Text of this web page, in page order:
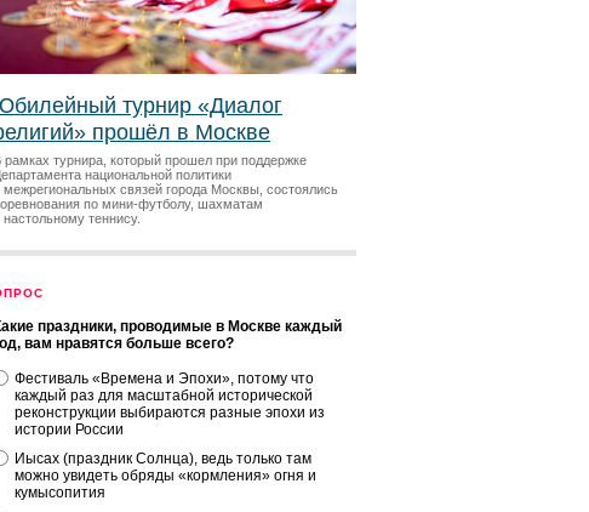
турнир «Диалог
прошёл в Москве
рамках турнира, который прошел при поддержке
национальной политики
межрегиональных связей города Москвы, состоялись
по мини-футболу, шахматам
настольному теннису.
праздники, проводимые в Москве каждый
вам нравятся больше всего?
Фестиваль «Времена и Эпохи», потому что
каждый раз для масштабной исторической
реконструкции выбираются разные эпохи из
истории России
Иысах (праздник Солнца), ведь только там
можно увидеть обряды «кормления» огня и
кумысопития